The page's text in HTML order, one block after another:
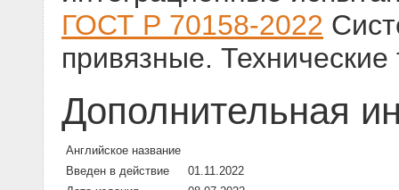
ГОСТ Р 70158-2022
привязные. Технические
Дополнительная
Английское название
Введен в действие
01.11.2022